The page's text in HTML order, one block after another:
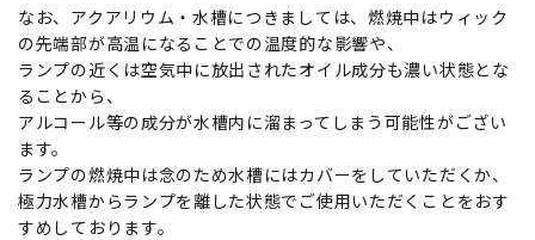
なお、アクアリウム・水槽につきましては、燃焼中はウィック
の先端部が高温になることでの温度的な影響や、
ランプの近くは空気中に放出されたオイル成分も濃い状態とな
ることから、
アルコール等の成分が水槽内に溜まってしまう可能性がござい
ます。
ランプの燃焼中は念のため水槽にはカバーをしていただくか、
極力水槽からランプを離した状態でご使用いただくことをおす
すめしております。